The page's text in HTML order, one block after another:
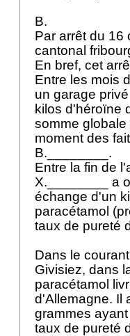
B.
Par arrêt du 16
cantonal
En bref, cet
Entre les mois
un garage
kilos d'héroïne
somme
moment des
B.________.
Entre la fin de
X.________ a
échange d'un
paracétamol
taux de pureté
Dans le
Givisiez, dans
paracétamol
d'Allemagne. Il
grammes
taux de pureté